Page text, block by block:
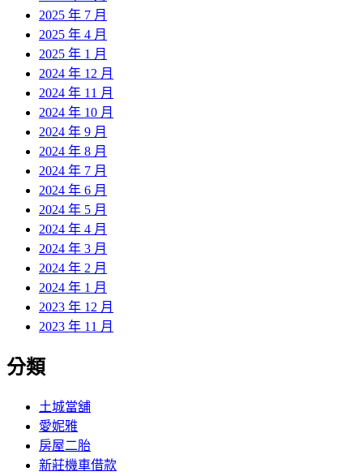
2025 年 7 月
2025 年 4 月
2025 年 1 月
2024 年 12 月
2024 年 11 月
2024 年 10 月
2024 年 9 月
2024 年 8 月
2024 年 7 月
2024 年 6 月
2024 年 5 月
2024 年 4 月
2024 年 3 月
2024 年 2 月
2024 年 1 月
2023 年 12 月
2023 年 11 月
分類
土城當舖
愛妮雅
房屋二胎
新莊機車借款